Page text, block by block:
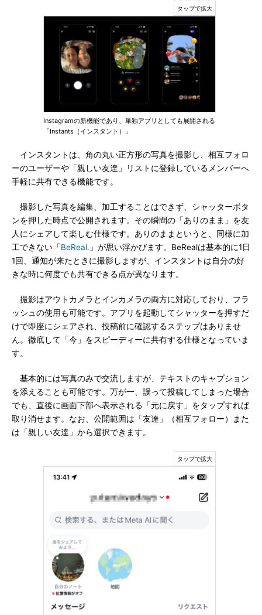
Instagramの新機能であり、単独アプリとしても展開される
「Instants（インスタント）」
インスタントは、角の丸い正方形の写真を撮影し、相互フォロ
ーのユーザーや「親しい友達」リストに登録しているメンバーへ
手軽に共有できる機能です。
撮影した写真を編集、加工することはできず、シャッターボタ
ンを押した時点で公開されます。その瞬間の「ありのまま」を友
人にシェアして楽しむ仕様です。ありのままというと、同様に加
工できない「BeReal. 」が思い浮かびます。BeRealは基本的に1日
1回、通知が来たときに撮影しますが、インスタントは自分の好
きな時に何度でも共有できる点が異なります。
撮影はアウトカメラとインカメラの両方に対応しており、フラ
ッシュの使用も可能です。アプリを起動してシャッターを押すだ
けで即座にシェアされ、投稿前に確認するステップはありませ
ん。徹底して「今」をスピーディーに共有する仕様となっていま
す。
基本的には写真のみで交流しますが、テキストのキャプション
を添えることも可能です。万が一、誤って投稿してしまった場合
でも、直後に画面下部へ表示される「元に戻す」をタップすれば
取り消せます。なお、公開範囲は「友達」（相互フォロー）また
は「親しい友達」から選択できます。